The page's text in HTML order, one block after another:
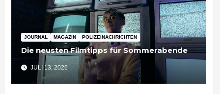
JOURNAL MAGAZIN POLIZEINACHRICHTEN
Die neusten Filmtipps für Sommerabende
JULI 13, 2026